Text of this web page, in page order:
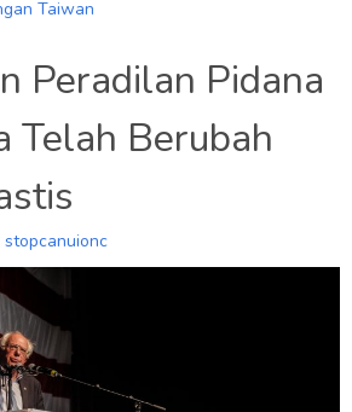
Taiwan
Peradilan Pidana
Telah Berubah
stopcanuionc